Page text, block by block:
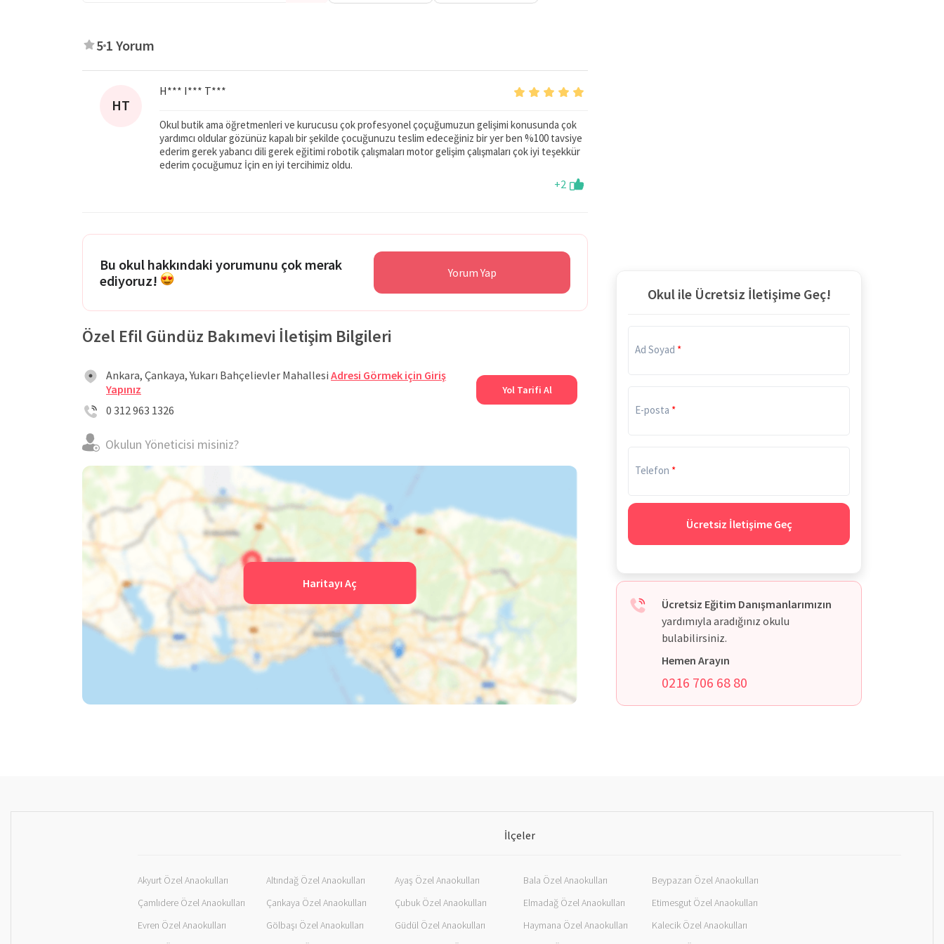
gelişimlerini desteklerken aynı zamanda sosyal becerilerini geliştirmelerine yardımcı olmaktadır. Bu
öğrenme süreçlerine olumlu katkılarda bulunmaktadır.
Yemekler, okul bünyesinde organik malzemelerle hazırlanmakta olup, bu durum, çocukların sağlıklı
beslenmelerini ve dengeli bir diyet almalarını sağlamaktadır. Özel Efil Gündüz Bakımevi, çocukların mutlu
ve sağlıklı bireyler olarak yetişmesine katkıda bulunmayı amaçlayan bir öğrenme ortamı sunarak,
ailelerin güvenle çocuklarını bırakabilecekleri bir eğitim kurumu olmayı hedeflemektedir.
5 1 Yorum
HT
H*** I*** T***
Okul butik ama öğretmenleri ve kurucusu çok profesyonel çoçuğumuzun gelişimi konusunda çok
yardımcı oldular gözünüz kapalı bir şekilde çocuğunuzu teslim edeceğiniz bir yer ben %100 tavsiye
ederim gerek yabancı dili gerek eğitimi robotik çalışmaları motor gelişim çalışmaları çok iyi teşekkür
ederim çocuğumuz İçin en iyi tercihimiz oldu.
+2
Bu okul hakkındaki yorumunu çok merak
ediyoruz!
Yorum Yap
Özel Efil Gündüz Bakımevi İletişim Bilgileri
Ankara, Çankaya, Yukarı Bahçelievler Mahallesi Adresi Görmek için Giriş
Yapınız
0 312 963 1326
Yol Tarifi Al
Okulun Yöneticisi misiniz?
Haritayı Aç
Okul ile Ücretsiz İletişime Geç!
Ad Soyad
E-posta
Telefon
Ücretsiz İletişime Geç
Ücretsiz Eğitim Danışmanlarımızın
yardımıyla aradığınız okulu
bulabilirsiniz.
Hemen Arayın
0216 706 68 80
İlçeler
Akyurt Özel Anaokulları Altındağ Özel Anaokulları Ayaş Özel Anaokulları Bala Özel Anaokulları
Beypazarı Özel Anaokulları
Çamlıdere Özel Anaokulları
Çankaya Özel Anaokulları Çubuk Özel Anaokulları Elmadağ Özel Anaokulları
Etimesgut Özel Anaokulları
Evren Özel Anaokulları
Gölbaşı Özel Anaokulları Güdül Özel Anaokulları Haymana Özel Anaokulları
Kalecik Özel Anaokulları